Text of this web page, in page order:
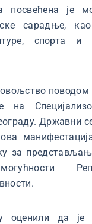
посвећена је
сарадње,
спорта и
на
Државни
за
оценили да је